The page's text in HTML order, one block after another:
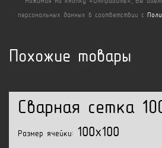
Нажимая на кнопку «Отправить», Вы
персональных данных в соответствии с
Похожие товары
Сварная сетка
Размер ячейки: 100x100